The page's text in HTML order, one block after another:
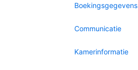
Boekingsgegevens
Communicatie
Kamerinformatie